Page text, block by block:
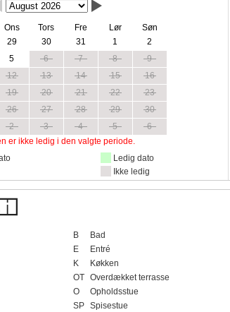
Ons Tors Fre Lør
Søn
29 30 31 1
2
5 6 7 8
9
12 13 14 15
16
19 20 21 22
23
26 27 28 29
30
2 3 4 5
6
er ikke ledig i den valgte periode.
Ledig dato
Ikke ledig
B
Bad
E
Entré
K
Køkken
OT
Overdækket terrasse
O
Opholdsstue
SP
Spisestue